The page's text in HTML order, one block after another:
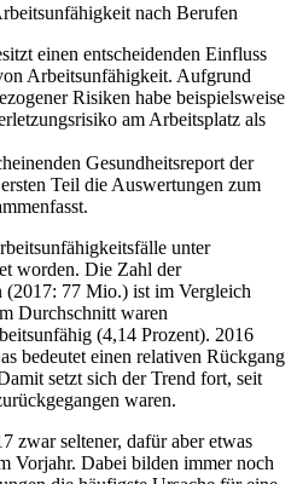
nach Berufen
einen entscheidenden Einfluss
Arbeitsunfähigkeit. Aufgrund
Risiken habe beispielsweise
am Arbeitsplatz als
Gesundheitsreport der
Teil die Auswertungen zum
unter
worden. Die Zahl der
(2017: 77 Mio.) ist im Vergleich
Durchschnitt waren
(4,14 Prozent). 2016
bedeutet einen relativen Rückgang
setzt sich der Trend fort, seit
waren.
zwar seltener, dafür aber etwas
Vorjahr. Dabei bilden immer noch